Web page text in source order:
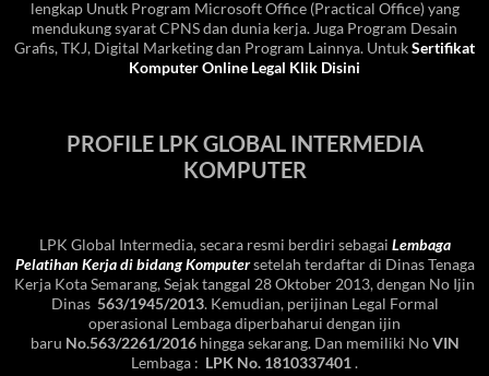
lengkap Unutk Program Microsoft Office (Practical Office) yang
mendukung syarat CPNS dan dunia kerja. Juga Program Desain
Grafis, TKJ, Digital Marketing dan Program Lainnya. UntukSertifikat
Komputer Online Legal Klik Disini
PROFILE LPK GLOBAL INTERMEDIA
KOMPUTER
LPK Global Intermedia, secara resmi berdiri sebagai Lembaga
Pelatihan Kerja di bidang Komputer setelah terdaftar di Dinas Tenaga
Kerja Kota Semarang, Sejak tanggal 28 Oktober 2013, dengan No Ijin
Dinas 563/1945/2013. Kemudian, perijinan Legal Formal
operasional Lembaga diperbaharui dengan ijin
baru No.563/2261/2016hingga sekarang. Dan memiliki NoVIN
Lembaga : LPK No. 1810337401 .